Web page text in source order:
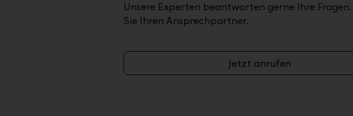
Unsere Experten beantworten gerne Ihre
Sie Ihren Ansprechpartner.
Jetzt anrufen